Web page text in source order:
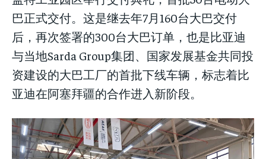
LIFESTYLE
LIFESTYLE
巴正式交付。这是继去年7月160台大巴交付
后，再次签署的300台大巴订单，也是比亚迪
与当地Sarda Group集团、国家发展基金共同投
资建设的大巴工厂的首批下线车辆，标志着比
亚迪在阿塞拜疆的合作进入新阶段。